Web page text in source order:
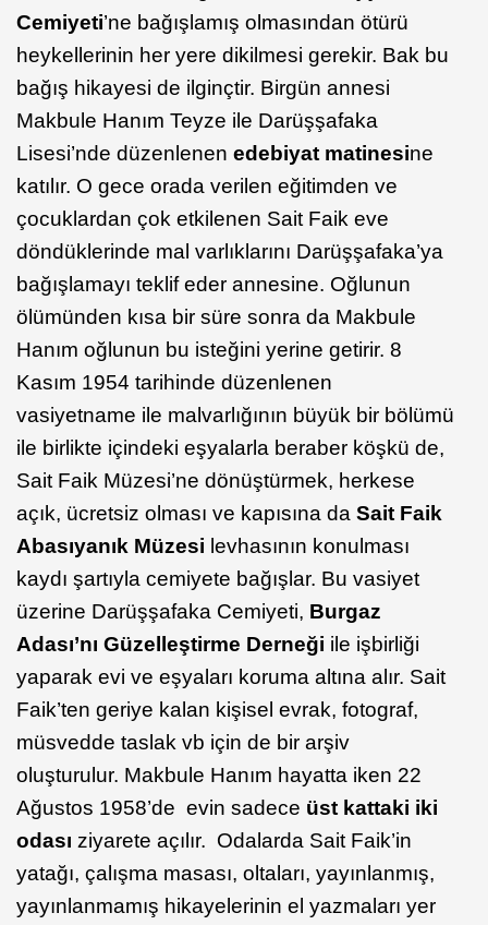
Cemiyeti’ne bağışlamış olmasından ötürü
heykellerinin her yere dikilmesi gerekir. Bak bu
bağış hikayesi de ilginçtir. Birgün annesi
Makbule Hanım Teyze ile Darüşşafaka
Lisesi’nde düzenlenen edebiyat matinesine
katılır. O gece orada verilen eğitimden ve
çocuklardan çok etkilenen Sait Faik eve
döndüklerinde mal varlıklarını Darüşşafaka’ya
bağışlamayı teklif eder annesine. Oğlunun
ölümünden kısa bir süre sonra da Makbule
Hanım oğlunun bu isteğini yerine getirir. 8
Kasım 1954 tarihinde düzenlenen
vasiyetname ile malvarlığının büyük bir bölümü
ile birlikte içindeki eşyalarla beraber köşkü de,
Sait Faik Müzesi’ne dönüştürmek, herkese
açık, ücretsiz olması ve kapısına da Sait Faik
Abasıyanık Müzesi levhasının konulması
kaydı şartıyla cemiyete bağışlar. Bu vasiyet
üzerine Darüşşafaka Cemiyeti, Burgaz
Adası’nı Güzelleştirme Derneği ile işbirliği
yaparak evi ve eşyaları koruma altına alır. Sait
Faik’ten geriye kalan kişisel evrak, fotograf,
müsvedde taslak vb için de bir arşiv
oluşturulur. Makbule Hanım hayatta iken 22
Ağustos 1958’de evin sadece üst kattaki iki
odası ziyarete açılır. Odalarda Sait Faik’in
yatağı, çalışma masası, oltaları, yayınlanmış,
yayınlanmamış hikayelerinin el yazmaları yer